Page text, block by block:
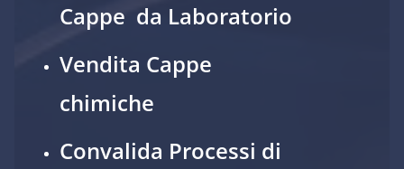
Cappe da Laboratorio
Vendita Cappe
chimiche
Convalida Processi di